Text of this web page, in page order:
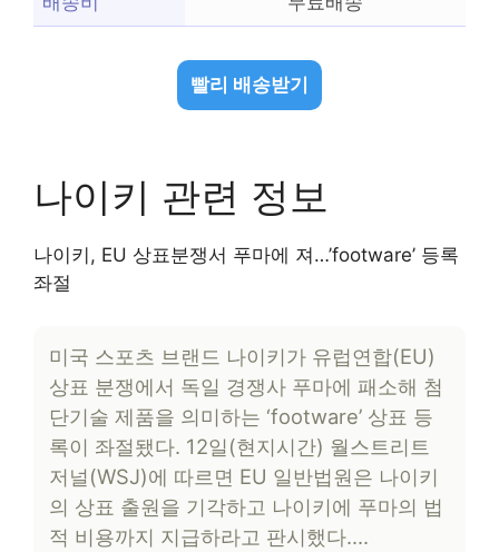
빨리 배송받기
나이키 관련 정보
나이키, EU 상표분쟁서 푸마에 져…’footware’ 등록
좌절
미국 스포츠 브랜드 나이키가 유럽연합(EU)
상표 분쟁에서 독일 경쟁사 푸마에 패소해 첨
단기술 제품을 의미하는 ‘footware’ 상표 등
록이 좌절됐다. 12일(현지시간) 월스트리트
저널(WSJ)에 따르면 EU 일반법원은 나이키
의 상표 출원을 기각하고 나이키에 푸마의 법
적 비용까지 지급하라고 판시했다….